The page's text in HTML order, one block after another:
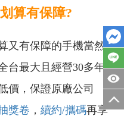
算有保障?
又有保障的手機當然
台最大且經營30多年
價，保證原廠公司
獎卷 ， 續約/攜碼再享